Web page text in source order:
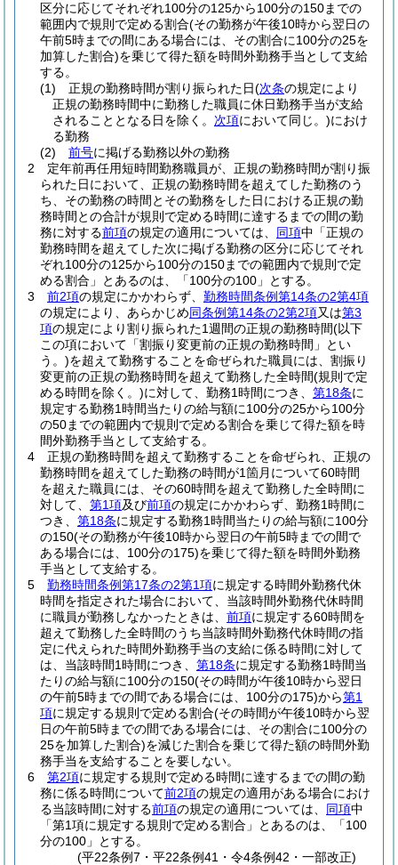
区分に応じてそれぞれ100分の125から100分の150までの
範囲内で規則で定める割合(その勤務が午後10時から翌日の
午前5時までの間にある場合には、その割合に100分の25を
加算した割合)を乗じて得た額を時間外勤務手当として支給
する。
(1)
正規の勤務時間が割り振られた日(次条の規定により
正規の勤務時間中に勤務した職員に休日勤務手当が支給
されることとなる日を除く。 次項において同じ。)におけ
る勤務
(2)
前号に掲げる勤務以外の勤務
2
定年前再任用短時間勤務職員が、正規の勤務時間が割り振
られた日において、正規の勤務時間を超えてした勤務のう
ち、その勤務の時間とその勤務をした日における正規の勤
務時間との合計が規則で定める時間に達するまでの間の勤
務に対する前項の規定の適用については、 同項中「正規の
勤務時間を超えてした次に掲げる勤務の区分に応じてそれ
ぞれ100分の125から100分の150までの範囲内で規則で定
める割合」とあるのは、「100分の100」とする。
3
前2項の規定にかかわらず、 勤務時間条例第14条の2第4項
の規定により、あらかじめ同条例第14条の2第2項又は第3
項の規定により割り振られた1週間の正規の勤務時間(以下
この項において「割振り変更前の正規の勤務時間」とい
う。)を超えて勤務することを命ぜられた職員には、割振り
変更前の正規の勤務時間を超えて勤務した全時間(規則で定
める時間を除く。)に対して、勤務1時間につき、 第18条に
規定する勤務1時間当たりの給与額に100分の25から100分
の50までの範囲内で規則で定める割合を乗じて得た額を時
間外勤務手当として支給する。
4
正規の勤務時間を超えて勤務することを命ぜられ、正規の
勤務時間を超えてした勤務の時間が1箇月について60時間
を超えた職員には、その60時間を超えて勤務した全時間に
対して、 第1項及び前項の規定にかかわらず、勤務1時間に
つき、 第18条に規定する勤務1時間当たりの給与額に100分
の150(その勤務が午後10時から翌日の午前5時までの間で
ある場合には、100分の175)を乗じて得た額を時間外勤務
手当として支給する。
5
勤務時間条例第17条の2第1項に規定する時間外勤務代休
時間を指定された場合において、当該時間外勤務代休時間
に職員が勤務しなかったときは、 前項に規定する60時間を
超えて勤務した全時間のうち当該時間外勤務代休時間の指
定に代えられた時間外勤務手当の支給に係る時間に対して
は、当該時間1時間につき、 第18条に規定する勤務1時間当
たりの給与額に100分の150(その時間が午後10時から翌日
の午前5時までの間である場合には、100分の175)から第1
項に規定する規則で定める割合(その時間が午後10時から翌
日の午前5時までの間である場合には、その割合に100分の
25を加算した割合)を減じた割合を乗じて得た額の時間外勤
務手当を支給することを要しない。
6
第2項に規定する規則で定める時間に達するまでの間の勤
務に係る時間について前2項の規定の適用がある場合におけ
る当該時間に対する前項の規定の適用については、 同項中
「第1項に規定する規則で定める割合」とあるのは、「100
分の100」とする。
(平22条例7・平22条例41・令4条例42・一部改正)